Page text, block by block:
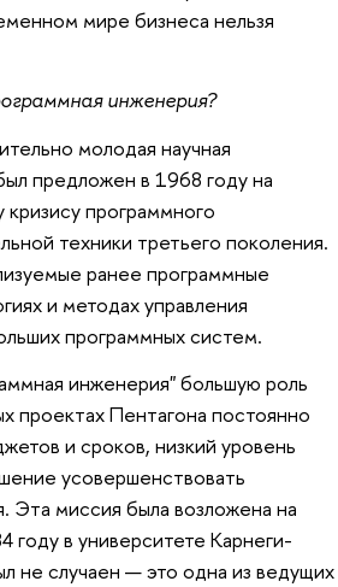
мире бизнеса нельзя
инженерия?
молодая научная
предложен в 1968 году на
программного
техники третьего поколения.
ранее программные
и методах управления
программных систем.
инженерия" большую роль
проектах Пентагона постоянно
и сроков, низкий уровень
усовершенствовать
Эта миссия была возложена на
году в университете Карнеги-
не случаен — это одна из ведущих